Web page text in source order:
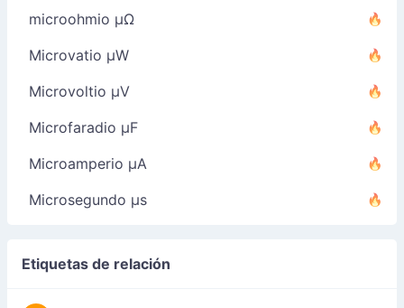
microohmio µΩ
Microvatio µW
Microvoltio µV
Microfaradio µF
Microamperio µA
Microsegundo µs
Etiquetas de relación